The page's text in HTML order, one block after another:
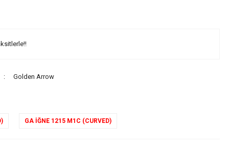
Golden Arrow
GA İĞNE 1215 M1C (CURVED)